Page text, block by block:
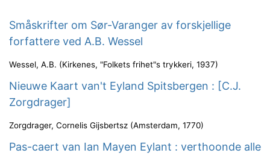
Småskrifter om Sør-Varanger av forskjellige
forfattere ved A.B. Wessel
Wessel, A.B. (Kirkenes, "Folkets frihet"s trykkeri, 1937)
Nieuwe Kaart van't Eyland Spitsbergen : [C.J.
Zorgdrager]
Zorgdrager, Cornelis Gijsbertsz (Amsterdam, 1770)
Pas-caert van Ian Mayen Eylant : verthoonde alle